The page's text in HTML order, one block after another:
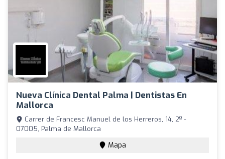
Nueva Clínica Dental Palma | Dentistas En
Mallorca
Carrer de Francesc Manuel de los Herreros, 14, 2º -
07005, Palma de Mallorca
Mapa